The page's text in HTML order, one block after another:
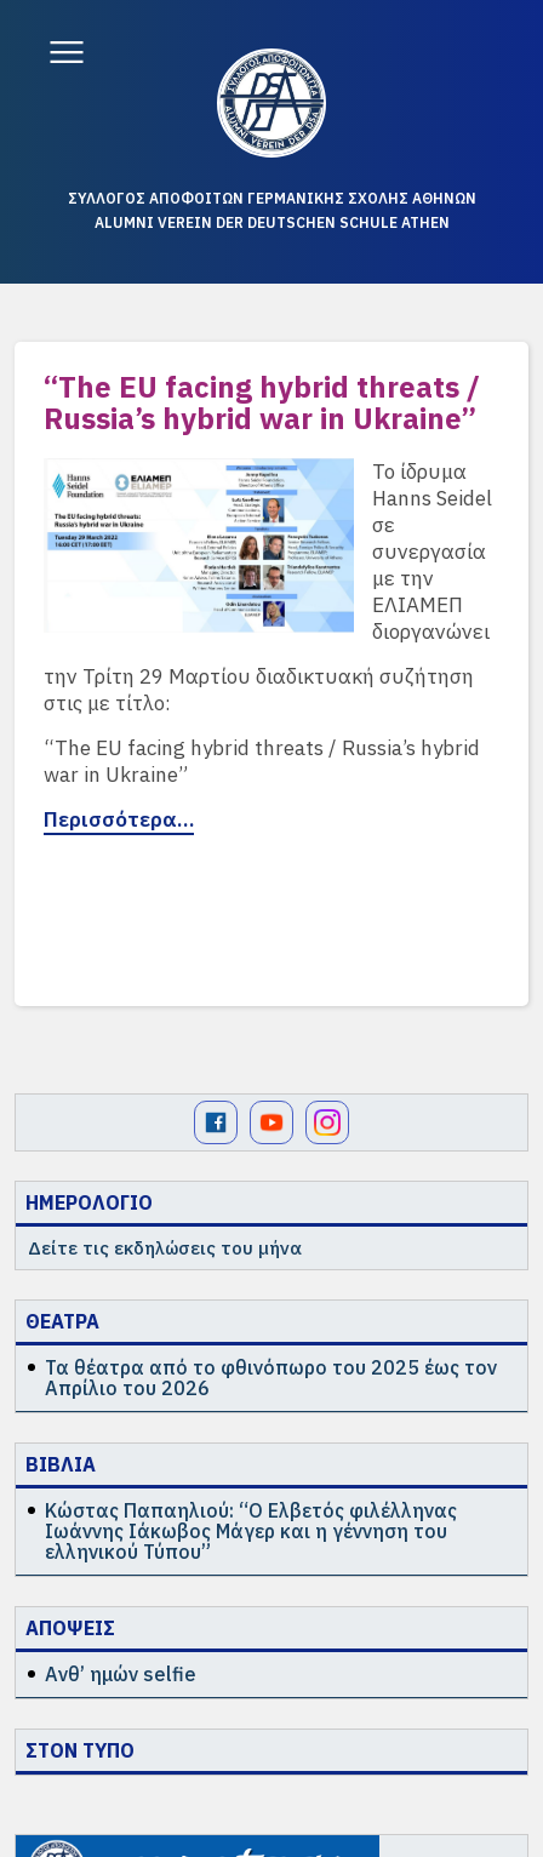
ΣΥΛΛΟΓΟΣ ΑΠΟΦΟΙΤΩΝ ΓΕΡΜΑΝΙΚΗΣ ΣΧΟΛΗΣ ΑΘΗΝΩΝ
ALUMNI VEREIN DER DEUTSCHEN SCHULE ATHEN
ΗΜΕΡΟΛΟΓΙΟ
Δείτε τις εκδηλώσεις του μήνα
ΘΕΑΤΡΑ
Τα θέατρα από το φθινόπωρο του 2025 έως τον
Απρίλιο του 2026
ΒΙΒΛΙΑ
Κώστας Παπαηλιού: “Ο Ελβετός φιλέλληνας
Ιωάννης Ιάκωβος Μάγερ και η γέννηση του
ελληνικού Τύπου”
ΑΠΟΨΕΙΣ
Ανθ’ ημών selfie
ΣΤΟΝ ΤΥΠΟ
“The EU facing hybrid threats /
Russia’s hybrid war in Ukraine”
Το ίδρυμα
Hanns Seidel
σε
συνεργασία
με την
ΕΛΙΑΜΕΠ
διοργανώνει
την Τρίτη 29 Μαρτίου διαδικτυακή συζήτηση
στις με τίτλο:
“The EU facing hybrid threats / Russia’s hybrid
war in Ukraine”
Περισσότερα…